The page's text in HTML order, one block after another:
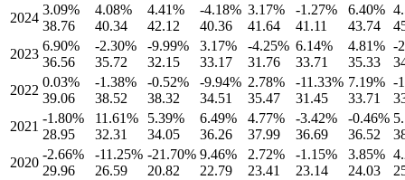
2024
3.09%
38.76
4.08%
40.34
4.41%
42.12
-4.18%
40.36
3.17%
41.64
-1.27%
41.11
6.40%
43.74
2023
6.90%
36.56
-2.30%
35.72
-9.99%
32.15
3.17%
33.17
-4.25%
31.76
6.14%
33.71
4.81%
35.33
-
2022
0.03%
39.06
-1.38%
38.52
-0.52%
38.32
-9.94%
34.51
2.78%
35.47
-11.33%
31.45
7.19%
33.71
-
2021
-1.80%
28.95
11.61%
32.31
5.39%
34.05
6.49%
36.26
4.77%
37.99
-3.42%
36.69
-0.46%
36.52
2020
-2.66%
29.96
-11.25%
26.59
-21.70%
20.82
9.46%
22.79
2.72%
23.41
-1.15%
23.14
3.85%
24.03